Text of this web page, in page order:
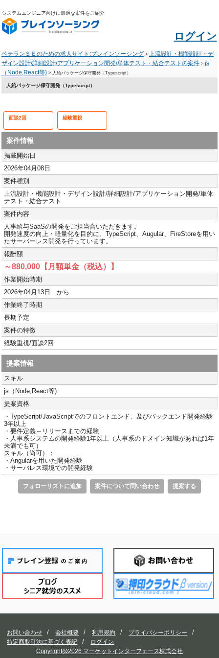
システムエンジニア向けに最適な案件をご紹介
ログイン
ベテランＳＥのための求人サイト:ブレインソーシング > 上流設計・機能設計・デ
ザイン設計/詳細設計/アプリケーション開発/単体テスト・結合テストの案件 > js
（Node,React等) > 人給パッケージ保守開発（Typescript）
人給パッケージ保守開発（Typescript）
面談2回 経験重視
案件情報
掲載開始日
2026年04月08日
案件種別
上流設計・機能設計・デザイン設計/詳細設計/アプリケーション開発/単体
テスト・結合テスト
案件内容
人事給与SaaSの開発をご担当合いただきます。
開発速度の向上・軽量化を目的に、TypeScript、Augular、FireStoreを用い
たサーバーレス開発を行っています。
報酬額
～880,000【月額単金（税込）】
作業開始時期
2026年04月13日 から
作業終了時期
長期予定
案件の特徴
経験重視/面談2回
提案情報
スキル
js（Node,React等)
提案資格
・TypeScript/JavaScriptでのフロントエンド、及びバックエンド開発経験
3年以上
・要件定義～リリースまでの経験
・人事系システムの開発経験1年以上（人事系のドメイン知識があれば1年
未満でも可）
スキル（尚可）：
・Angularを用いた開発経験
・サーバレス環境での開発経験
フォローリストに追加 案件について問い合わせ 提案する
お問い合わせ 会社概要 利用規約
プライバシーポリシー
特定商取引法に基づく表記
ログイン
Copyright@2026 マーケットインターフェース株式会社